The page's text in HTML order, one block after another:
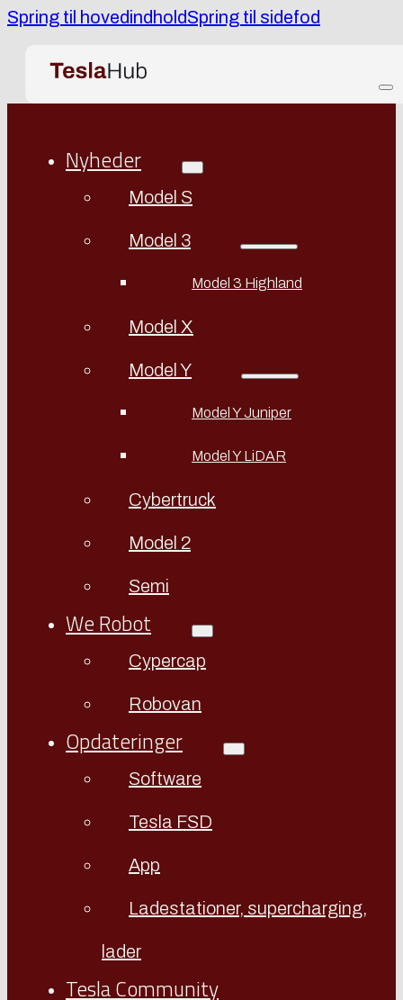
Spring til hovedindholdSpring til sidefod
Nyheder
Model S
Model 3
Model 3 Highland
Model X
Model Y
Model Y Juniper
Model Y LiDAR
Cybertruck
Model 2
Semi
We Robot
Cypercap
Robovan
Opdateringer
Software
Tesla FSD
App
Ladestationer, supercharging,
lader
Tesla Community